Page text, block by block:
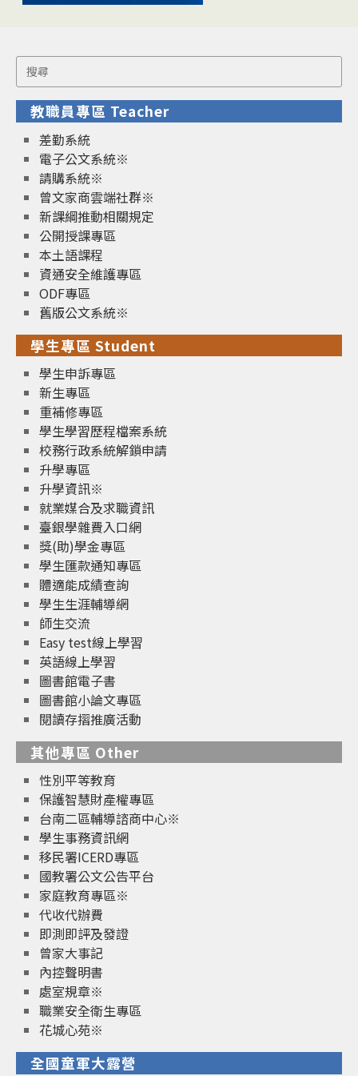
Search
for:
教職員專區 Teacher
差勤系統
電子公文系統※
請購系統※
曾文家商雲端社群※
新課綱推動相關規定
公開授課專區
本土語課程
資通安全維護專區
ODF專區
舊版公文系統※
學生專區 Student
學生申訴專區
新生專區
重補修專區
學生學習歷程檔案系統
校務行政系統解鎖申請
升學專區
升學資訊※
就業媒合及求職資訊
臺銀學雜費入口網
獎(助)學金專區
學生匯款通知專區
體適能成績查詢
學生生涯輔導網
師生交流
Easy test線上學習
英語線上學習
圖書館電子書
圖書館小論文專區
閱讀存摺推廣活動
其他專區 Other
性別平等教育
保護智慧財產權專區
台南二區輔導諮商中心※
學生事務資訊網
移民署ICERD專區
國教署公文公告平台
家庭教育專區※
代收代辦費
即測即評及發證
曾家大事記
內控聲明書
處室規章※
職業安全衛生專區
花城心苑※
全國童軍大露營